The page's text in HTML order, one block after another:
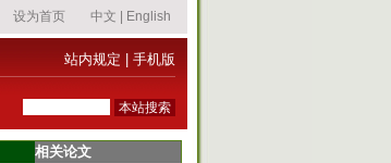
站内规定 手机版
相关论文